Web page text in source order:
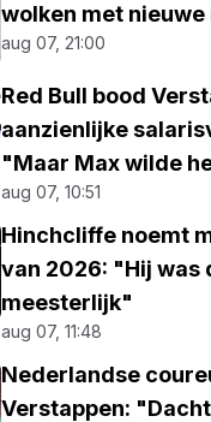
wolken met nieuwe
aug 07, 21:00
Red Bull bood
aanzienlijke
"Maar Max wilde
aug 07, 10:51
Hinchcliffe noemt
van 2026: "Hij was
meesterlijk"
aug 07, 11:48
Nederlandse
Verstappen: